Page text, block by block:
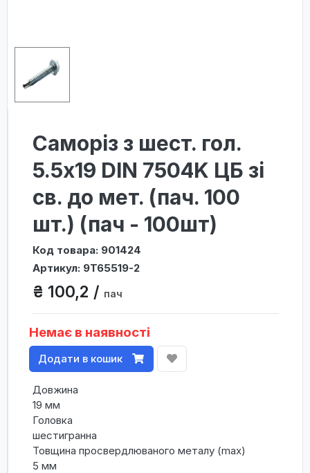
Саморіз з шест. гол.
5.5х19 DIN 7504K ЦБ зі
св. до мет. (пач. 100
шт.) (пач - 100шт)
Код товара: 901424
Артикул: 9T65519-2
₴ 100,2 / пач
Немає в наявності
Додати в кошик
Довжина
19 мм
Головка
шестигранна
Товщина просвердлюваного металу (max)
5 мм